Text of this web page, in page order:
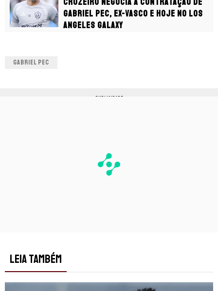
Cruzeiro negocia a contratação de
Gabriel Pec, ex-Vasco e hoje no Los
Angeles Galaxy
GABRIEL PEC
PUBLICIDADE
LEIA TAMBÉM